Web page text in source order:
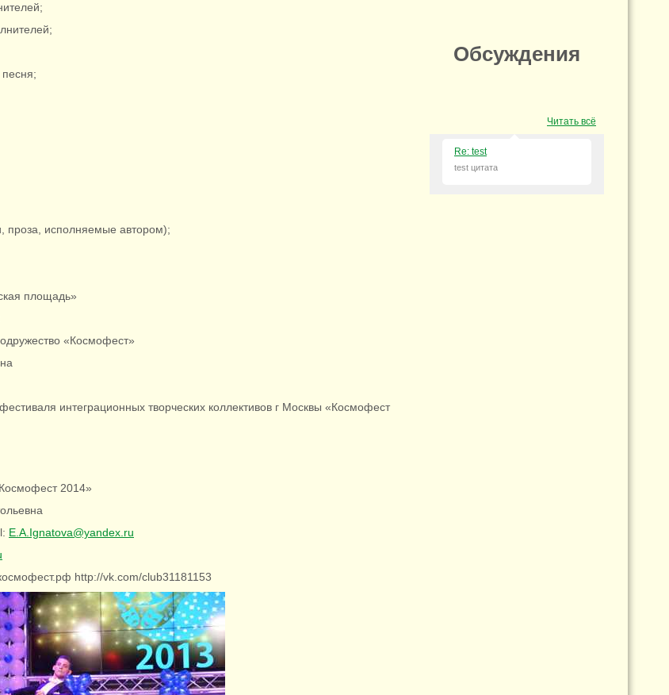
проза, исполняемые автором);
площадь»
«Космофест»
интеграционных творческих коллективов г Москвы «Космофест
2014»
E.A.Ignatova@yandex.ru
http://vk.com/club31181153
Обсуждения
Читать всё
Re: test
test цитата